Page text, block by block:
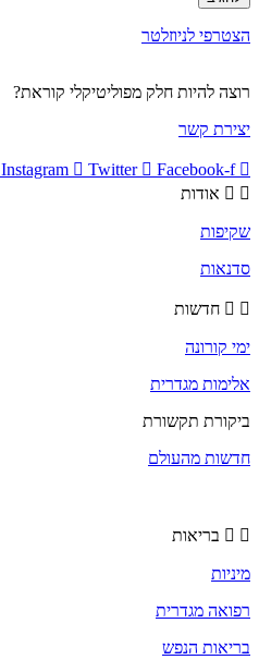
הצטרפי לניוזלטר
רוצה להיות חלק מפוליטיקלי קוראת?
יצירת קשר
Instagram Twitter
Facebook-f
אודות
שקיפות
סדנאות
חדשות
ימי קורונה
אלימות מגדרית
ביקורת תקשורת
חדשות מהעולם
בריאות
מיניות
רפואה מגדרית
בריאות הנפש